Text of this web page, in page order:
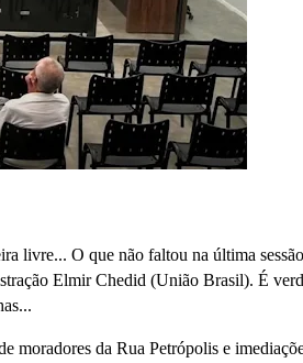
livre... O que não faltou na última
Elmir Chedid (União Brasil). É
moradores da Rua Petrópolis e